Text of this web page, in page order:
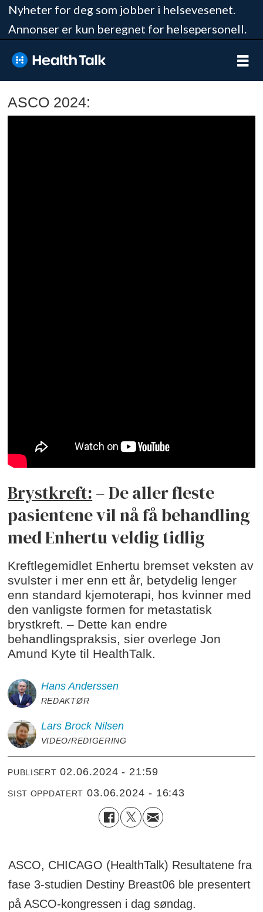
Nyheter for deg som jobber i helsevesenet.
Annonser er kun beregnet for helsepersonell.
ASCO 2024:
Brystkreft: – De aller fleste
pasientene vil nå få behandling
med Enhertu veldig tidlig
Kreftlegemidlet Enhertu bremset veksten av
svulster i mer enn ett år, betydelig lenger
enn standard kjemoterapi, hos kvinner med
den vanligste formen for metastatisk
brystkreft. – Dette kan endre
behandlingspraksis, sier overlege Jon
Amund Kyte til HealthTalk.
Hans Anderssen
REDAKTØR
Lars Brock Nilsen
VIDEO/REDIGERING
PUBLISERT 02.06.2024 - 21:59
SIST OPPDATERT 03.06.2024 - 16:43
ASCO, CHICAGO (HealthTalk) Resultatene fra
fase 3-studien Destiny Breast06 ble presentert
på ASCO-kongressen i dag søndag.